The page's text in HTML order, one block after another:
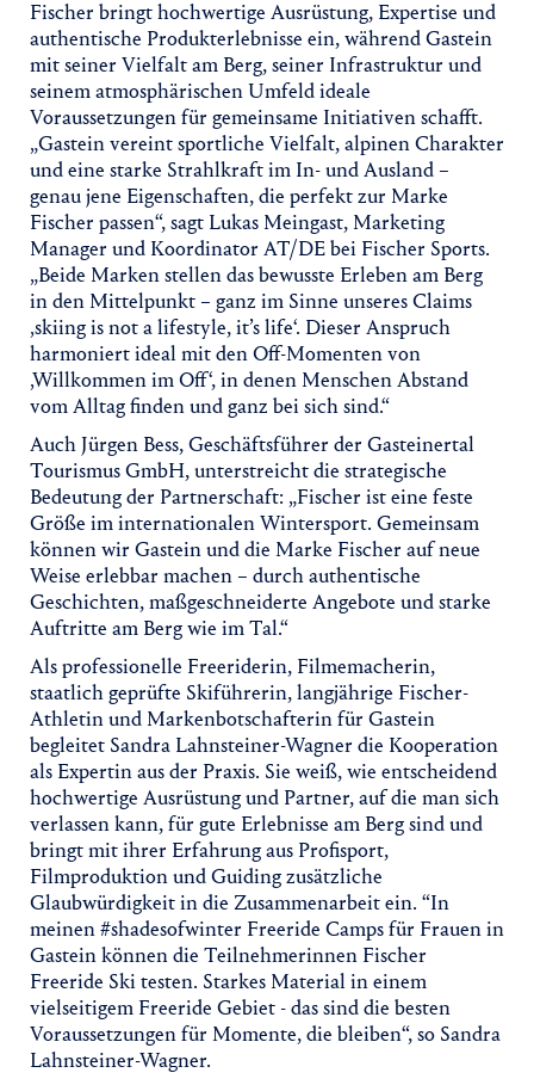
Fischer bringt hochwertige Ausrüstung, Expertise und
authentische Produkterlebnisse ein, während Gastein
mit seiner Vielfalt am Berg, seiner Infrastruktur und
seinem atmosphärischen Umfeld ideale
Voraussetzungen für gemeinsame Initiativen schafft.
„Gastein vereint sportliche Vielfalt, alpinen Charakter
und eine starke Strahlkraft im In- und Ausland –
genau jene Eigenschaften, die perfekt zur Marke
Fischer passen“, sagt Lukas Meingast, Marketing
Manager und Koordinator AT/DE bei Fischer Sports.
„Beide Marken stellen das bewusste Erleben am Berg
in den Mittelpunkt – ganz im Sinne unseres Claims
‚skiing is not a lifestyle, it’s life‘. Dieser Anspruch
harmoniert ideal mit den Off-Momenten von
‚Willkommen im Off‘, in denen Menschen Abstand
vom Alltag finden und ganz bei sich sind.“
Auch Jürgen Bess, Geschäftsführer der Gasteinertal
Tourismus GmbH, unterstreicht die strategische
Bedeutung der Partnerschaft: „Fischer ist eine feste
Größe im internationalen Wintersport. Gemeinsam
können wir Gastein und die Marke Fischer auf neue
Weise erlebbar machen – durch authentische
Geschichten, maßgeschneiderte Angebote und starke
Auftritte am Berg wie im Tal.“
Als professionelle Freeriderin, Filmemacherin,
staatlich geprüfte Skiführerin, langjährige Fischer-
Athletin und Markenbotschafterin für Gastein
begleitet Sandra Lahnsteiner-Wagner die Kooperation
als Expertin aus der Praxis. Sie weiß, wie entscheidend
hochwertige Ausrüstung und Partner, auf die man sich
verlassen kann, für gute Erlebnisse am Berg sind und
bringt mit ihrer Erfahrung aus Profisport,
Filmproduktion und Guiding zusätzliche
Glaubwürdigkeit in die Zusammenarbeit ein. “In
meinen #shadesofwinter Freeride Camps für Frauen in
Gastein können die Teilnehmerinnen Fischer
Freeride Ski testen. Starkes Material in einem
vielseitigem Freeride Gebiet - das sind die besten
Voraussetzungen für Momente, die bleiben“, so Sandra
Lahnsteiner-Wagner.